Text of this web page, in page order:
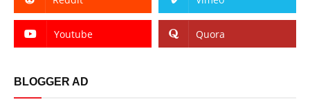
Youtube Quora
BLOGGER AD